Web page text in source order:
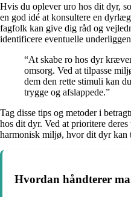
Hvis du oplever uro hos dit dyr,
en god idé at konsultere en
fagfolk kan give dig råd og
identificere eventuelle
“At skabe ro hos dyr
omsorg. Ved at tilpasse
dem den rette stimuli kan
trygge og afslappede.”
Tag disse tips og metoder i
hos dit dyr. Ved at prioritere
harmonisk miljø, hvor dit dyr
Hvordan håndterer